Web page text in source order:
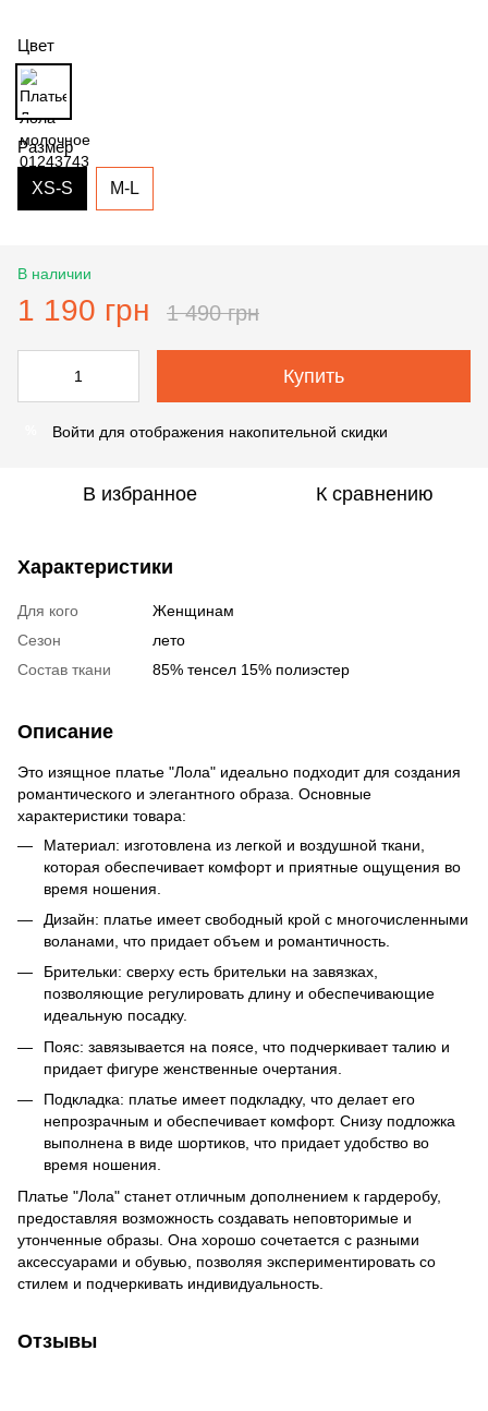
Цвет
Размер
XS-S M-L
В наличии
1 190 грн 1 490 грн
Купить
Войти для отображения накопительной скидки
В избранное К сравнению
Характеристики
Для кого
Женщинам
Сезон
лето
Состав ткани
85% тенсел 15% полиэстер
Описание
Это изящное платье "Лола" идеально подходит для создания
романтического и элегантного образа. Основные
характеристики товара:
Материал: изготовлена ​​из легкой и воздушной ткани,
которая обеспечивает комфорт и приятные ощущения во
время ношения.
Дизайн: платье имеет свободный крой с многочисленными
воланами, что придает объем и романтичность.
Брительки: сверху есть брительки на завязках,
позволяющие регулировать длину и обеспечивающие
идеальную посадку.
Пояс: завязывается на поясе, что подчеркивает талию и
придает фигуре женственные очертания.
Подкладка: платье имеет подкладку, что делает его
непрозрачным и обеспечивает комфорт. Снизу подложка
выполнена в виде шортиков, что придает удобство во
время ношения.
Платье "Лола" станет отличным дополнением к гардеробу,
предоставляя возможность создавать неповторимые и
утонченные образы. Она хорошо сочетается с разными
аксессуарами и обувью, позволяя экспериментировать со
стилем и подчеркивать индивидуальность.
Отзывы